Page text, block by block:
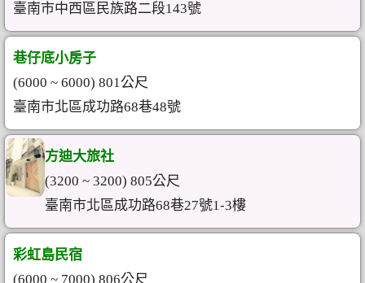
臺南市中西區民族路二段143號
巷仔底小房子
(6000 ~ 6000) 801公尺
臺南市北區成功路68巷48號
方迪大旅社
(3200 ~ 3200) 805公尺
臺南市北區成功路68巷27號1-3樓
彩虹島民宿
(6000 ~ 7000) 806公尺